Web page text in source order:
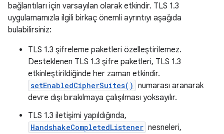
bağlantıları için varsayılan olarak etkindir. TLS 1.3
uygulamamızla ilgili birkaç önemli ayrıntıyı aşağıda
bulabilirsiniz:
TLS 1.3 şifreleme paketleri özelleştirilemez.
Desteklenen TLS 1.3 şifre paketleri, TLS 1.3
etkinleştirildiğinde her zaman etkindir.
setEnabledCipherSuites() numarası aranarak
devre dışı bırakılmaya çalışılması yoksayılır.
TLS 1.3 iletişimi yapıldığında,
HandshakeCompletedListener nesneleri,